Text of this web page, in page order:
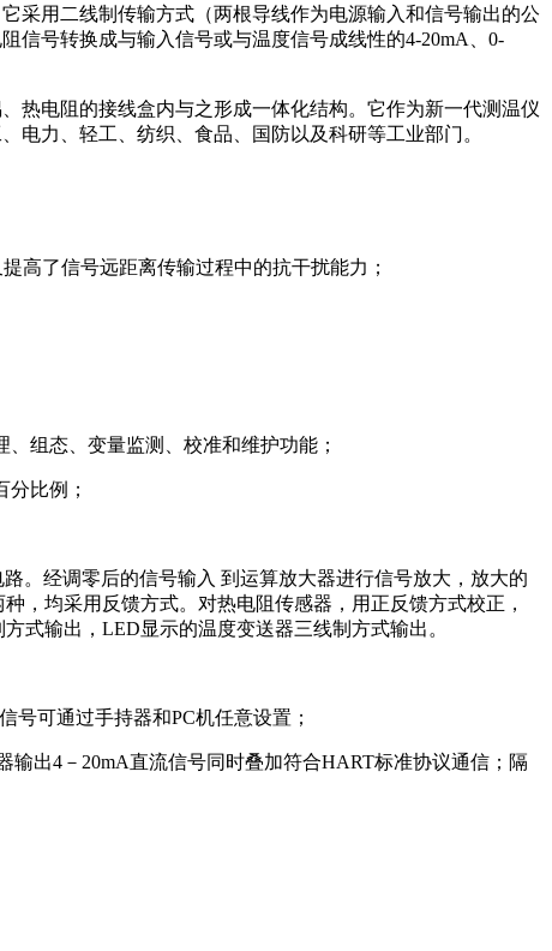
采用二线制传输方式（两根导线作为电源输入和信号输出的公
信号转换成与输入信号或与温度信号成线性的4-20mA、0-
热电阻的接线盒内与之形成一体化结构。它作为新一代测温仪
电力、轻工、纺织、食品、国防以及科研等工业部门。
提高了信号远距离传输过程中的抗干扰能力；
组态、变量监测、校准和维护功能；
比例；
。经调零后的信号输入 到运算放大器进行信号放大，放大的
，均采用反馈方式。对热电阻传感器，用正反馈方式校正，
式输出，LED显示的温度变送器三线制方式输出。
号可通过手持器和PC机任意设置；
出4－20mA直流信号同时叠加符合HART标准协议通信；隔